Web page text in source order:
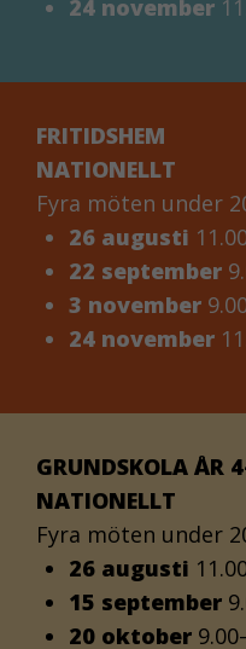
24 november
FRITIDSHEM
NATIONELLT
Fyra möten under
26 augusti
22 september
3 november
24 november
GRUNDSKOLA ÅR
NATIONELLT
Fyra möten under
26 augusti
15 september
20 oktober